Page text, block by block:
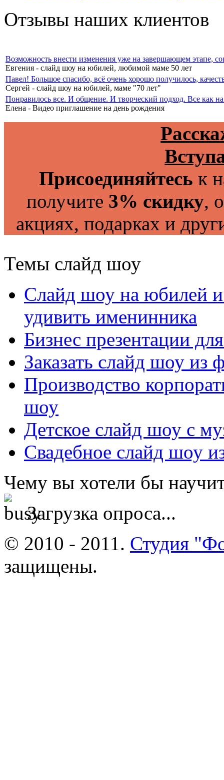
Отзывы наших клиентов
Возможность внести изменения уже на завершающем этапе,
Евгения - слайд шоу на юбилей, любимой маме 50 лет
Павел! Большое спасибо, всё очень хорошо получилось,
Сергей - слайд шоу на юбилей, маме "70 лет"
Понравилось все. И общение. И творческий подход. Все как
Елена - Видео приглашение на день рождения
Присоединяйтесь к
получите 3% скидку,
акциях, подарках и
Темы слайд шоу
Слайд шоу на юбилей
удивить именинника
Бизнес презентации
Заказать слайд шоу
Производство
шоу
Детское слайд шоу с
Свадебное слайд шоу
Чему вы хотели бы
Загрузка опроса...
© 2010 - 2011. Студия
защищены.